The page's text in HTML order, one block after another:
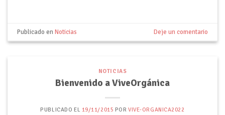
Publicado enNoticias Deje un comentario
NOTICIAS
Bienvenido a ViveOrgánica
PUBLICADO EL 19/11/2015 PORVIVE-ORGANICA2022